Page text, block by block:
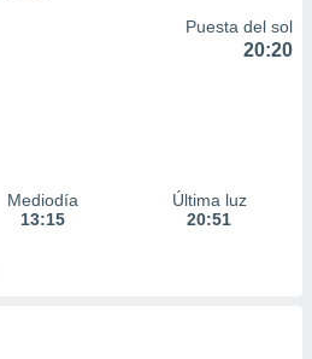
Puesta del sol
20:20
Mediodía
13:15
Última luz
20:51